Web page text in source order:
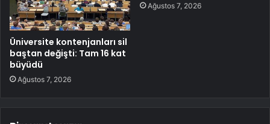
Üniversite kontenjanları sil
baştan değişti: Tam 16 kat
büyüdü
Ağustos 7, 2026
Ağustos 7, 2026